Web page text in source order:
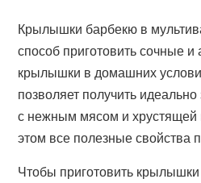
Крылышки барбекю в
способ приготовить сочные
крылышки в домашних
позволяет получить
с нежным мясом и хрустящей
этом все полезные свойства
Чтобы приготовить